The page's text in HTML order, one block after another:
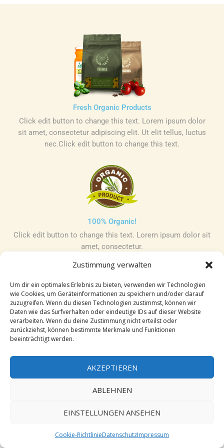
Zustimmung verwalten
Um dir ein optimales Erlebnis zu bieten, verwenden wir Technologien
wie Cookies, um Geräteinformationen zu speichern und/oder darauf
zuzugreifen. Wenn du diesen Technologien zustimmst, können wir
Daten wie das Surfverhalten oder eindeutige IDs auf dieser Website
verarbeiten. Wenn du deine Zustimmung nicht erteilst oder
zurückziehst, können bestimmte Merkmale und Funktionen
beeinträchtigt werden.
AKZEPTIEREN
ABLEHNEN
EINSTELLUNGEN ANSEHEN
Cookie-RichtlinieDatenschutzImpressum
Fresh Organic Products
Click edit button to change this text. Lorem ipsum dolor
sit amet, consectetur adipiscing elit. Ut elit tellus, luctus
nec.Click edit button to change this text.
100% Organic!
Click edit button to change this text. Lorem ipsum dolor sit
amet, consectetur.
Es ist kein Produkt ausgewählt. Bitte
wählen Sie Produkte aus den Checkout-
Meta-Einstellungen aus, um fortzufahren.